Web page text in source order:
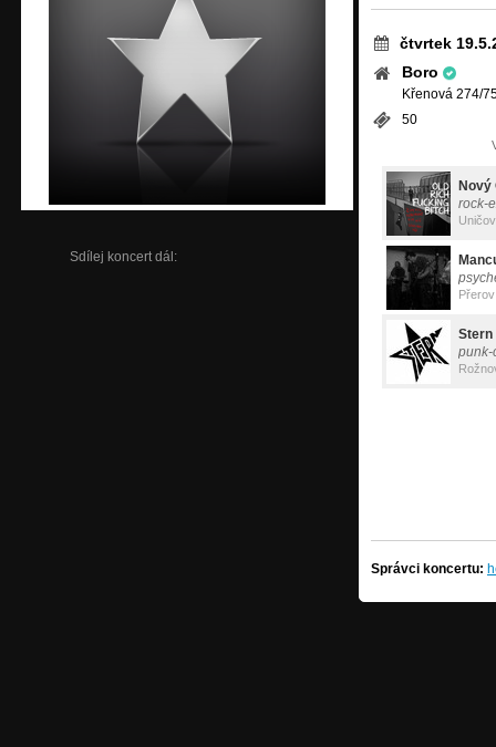
Sdílej koncert dál:
čtvrtek
Boro
Křenová 274/
50
Nový
rock-
Uničov
Přerov
Stern
punk-
Správci koncertu: